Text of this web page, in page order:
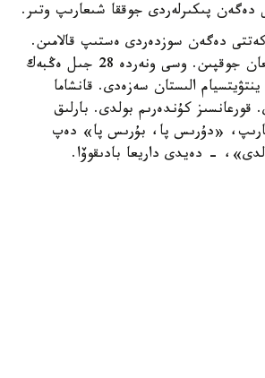
دەگەن پىكىرلەردى جوققا شىعارىپ وتىر.
كەتتى دەگەن سوزدەردى ەستىپ قالامىن.
ەشقانداي دا تەز بايىعان جوقپىن. وسى ونەردە 28 جىل ەڭبەك
الىستان سەزەدى. قانشاما
قورعانسىز كۇندەرىم بولدى. بارلىق
«دۇرىس پا، بۇرىس پا» دەپ
- دەيدى داريعا بادىقوۆا.